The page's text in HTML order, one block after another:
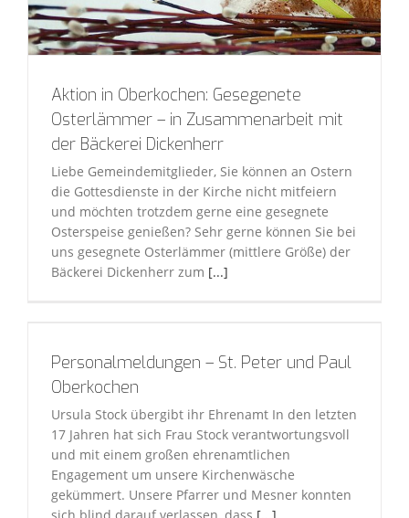
Aktion in Oberkochen: Gesegenete
Osterlämmer – in Zusammenarbeit mit
der Bäckerei Dickenherr
Liebe Gemeindemitglieder, Sie können an Ostern
die Gottesdienste in der Kirche nicht mitfeiern
und möchten trotzdem gerne eine gesegnete
Osterspeise genießen? Sehr gerne können Sie bei
uns gesegnete Osterlämmer (mittlere Größe) der
Bäckerei Dickenherr zum [...]
Personalmeldungen – St. Peter und Paul
Oberkochen
Ursula Stock übergibt ihr Ehrenamt In den letzten
17 Jahren hat sich Frau Stock verantwortungsvoll
und mit einem großen ehrenamtlichen
Engagement um unsere Kirchenwäsche
gekümmert. Unsere Pfarrer und Mesner konnten